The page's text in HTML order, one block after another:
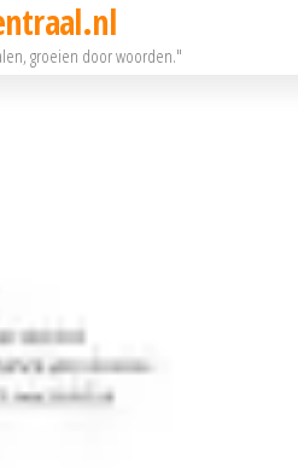
groeien door woorden."